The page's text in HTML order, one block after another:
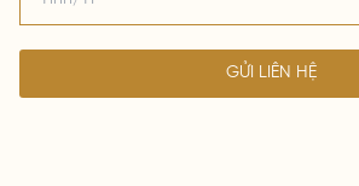
GỬI LIÊN HỆ